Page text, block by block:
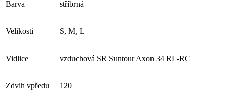
Barva stříbrná
Velikosti S, M, L
Vidlice vzduchová SR Suntour Axon 34 RL-RC
Zdvih vpředu 120